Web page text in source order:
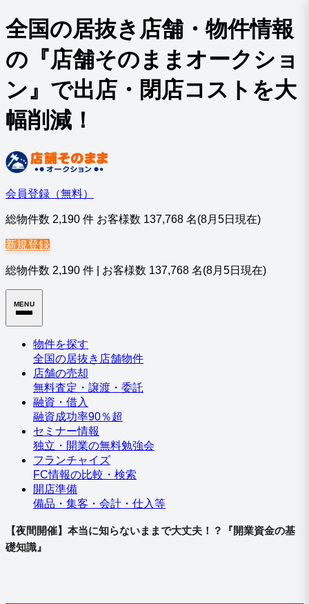
全国の居抜き店舗・物件情報
の『店舗そのままオークショ
ン』で出店・閉店コストを大
幅削減！
会員登録（無料）
総物件数 2,190 件 お客様数 137,768 名(8月5日現在)
新規登録
総物件数 2,190 件 お客様数 137,768 名(8月5日現在)
MENU
物件を探す
全国の居抜き店舗物件
店舗の売却
無料査定・譲渡・委託
融資・借入
融資成功率90％超
セミナー情報
独立・開業の無料勉強会
フランチャイズ
FC情報の比較・検索
開店準備
備品・集客・会計・仕入等
【夜間開催】本当に知らないままで大丈夫！？『開業資金の基
礎知識』